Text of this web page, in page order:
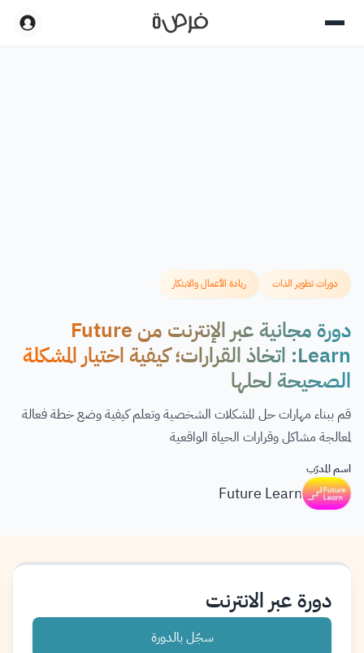
دورات تطوير الذات ريادة الأعمال والابتكار
دورة مجانية عبر الإنترنت من Future
Learn: اتخاذ القرارات؛ كيفية اختيار المشكلة
الصحيحة لحلها
قم ببناء مهارات حل المشكلات الشخصية وتعلم كيفية وضع خطة فعالة
لمعالجة مشاكل وقرارات الحياة الواقعية
اسم المدرّب
Future Learn
دورة عبر الانترنت
سجّل بالدورة